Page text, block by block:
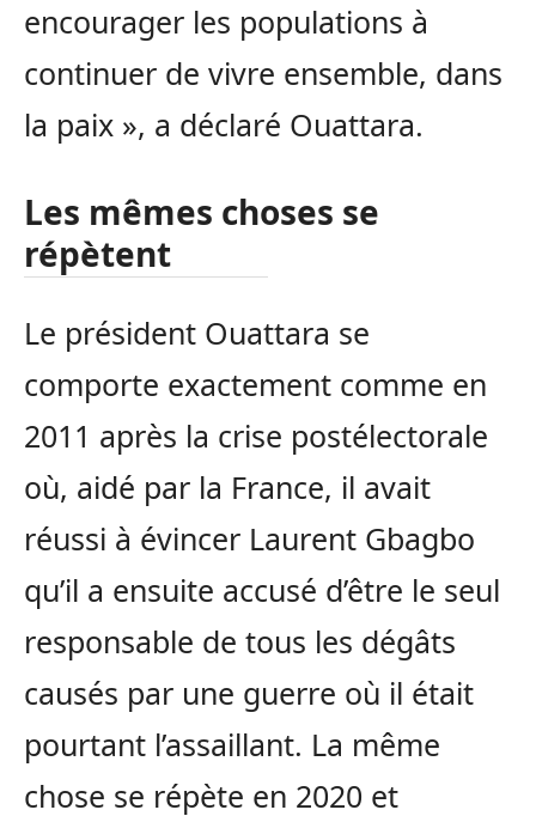
encourager les populations à
continuer de vivre ensemble, dans
la paix », a déclaré Ouattara.
Les mêmes choses se
répètent
Le président Ouattara se
comporte exactement comme en
2011 après la crise postélectorale
où, aidé par la France, il avait
réussi à évincer Laurent Gbagbo
qu’il a ensuite accusé d’être le seul
responsable de tous les dégâts
causés par une guerre où il était
pourtant l’assaillant. La même
chose se répète en 2020 et